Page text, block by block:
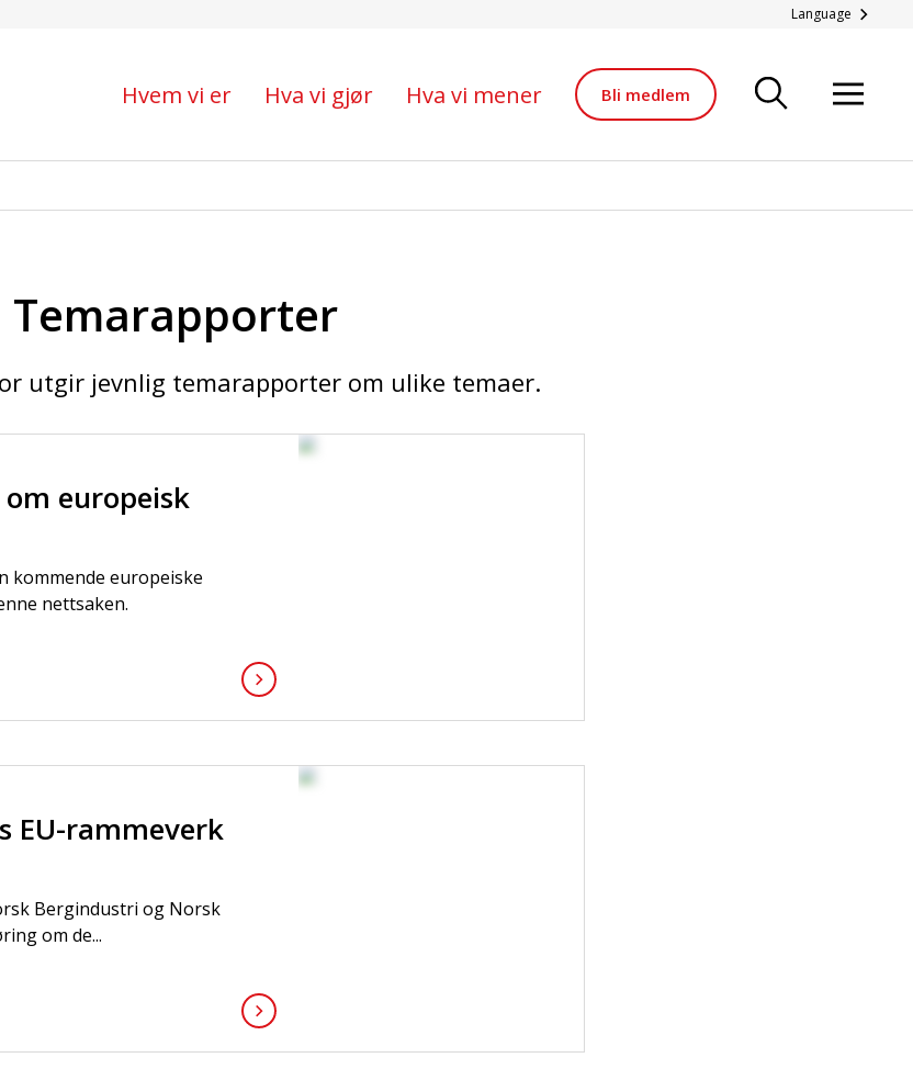
Language
Hvem vi er Hva vi gjør Hva vi mener Bli medlem
Temarapporter
utgir jevnlig temarapporter om ulike temaer.
europeisk
kommende europeiske
nettsaken.
EU-rammeverk
Bergindustri og Norsk
om de...